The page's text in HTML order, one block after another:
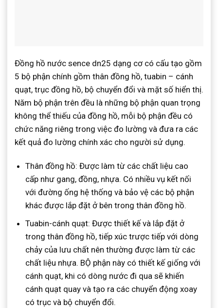
Đồng hồ nước sence dn25 dạng cơ có cấu tạo gồm
5 bộ phận chính gồm thân đồng hồ, tuabin – cánh
quạt, trục đồng hồ, bộ chuyển đổi và mặt số hiển thị.
Năm bộ phận trên đều là những bộ phận quan trọng
không thể thiếu của đồng hồ, mỗi bộ phận đều có
chức năng riêng trong việc đo lường và đưa ra các
kết quả đo lường chính xác cho người sử dụng.
Thân đồng hồ: Được làm từ các chất liệu cao
cấp như gang, đồng, nhựa. Có nhiều vụ kết nối
với đường ống hệ thống và bảo vệ các bộ phận
khác được lắp đặt ở bên trong thân đồng hồ.
Tuabin-cánh quạt: Được thiết kế và lắp đặt ở
trong thân đồng hồ, tiếp xúc trược tiếp với dòng
chảy của lưu chất nên thường được làm từ các
chất liệu nhựa. BỘ phận này có thiết kế giống với
cánh quạt, khi có dòng nước đi qua sẽ khiến
cánh quạt quay và tạo ra các chuyển động xoay
có trục và bộ chuyển đổi.